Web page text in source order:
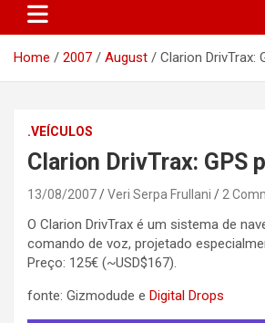
Home 2007 August Clarion DrivTrax:
.VEÍCULOS
Clarion DrivTrax: GPS
13/08/2007 Veri Serpa Frullani 2
O Clarion DrivTrax é um sistema de
comando de voz, projetado
Preço: 125€ (~USD$167).
fonte: Gizmodude e Digital Drops